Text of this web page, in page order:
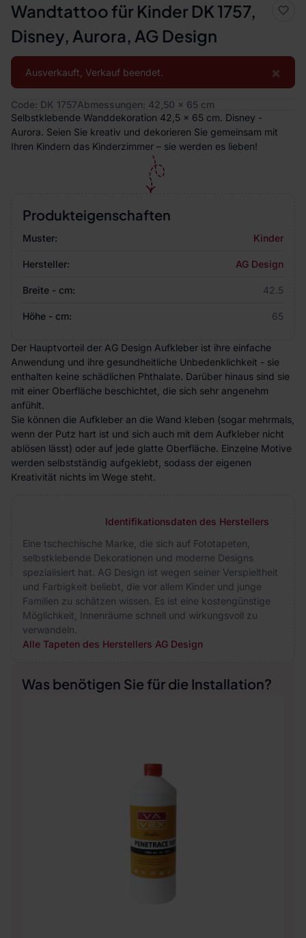
Wandtattoo für Kinder DK 1757,
Disney, Aurora, AG Design
×
Ausverkauft, Verkauf beendet.
Code: DK 1757Abmessungen: 42,50 x 65 cm
Selbstklebende Wanddekoration 42,5 x 65 cm. Disney -
Aurora. Seien Sie kreativ und dekorieren Sie gemeinsam mit
Ihren Kindern das Kinderzimmer – sie werden es lieben!
Produkteigenschaften
Muster: Kinder
Hersteller: AG Design
Breite - cm: 42.5
Höhe - cm: 65
Der Hauptvorteil der AG Design Aufkleber ist ihre einfache
Anwendung und ihre gesundheitliche Unbedenklichkeit - sie
enthalten keine schädlichen Phthalate. Darüber hinaus sind sie
mit einer Oberfläche beschichtet, die sich sehr angenehm
anfühlt.
Sie können die Aufkleber an die Wand kleben (sogar mehrmals,
wenn der Putz hart ist und sich auch mit dem Aufkleber nicht
ablösen lässt) oder auf jede glatte Oberfläche. Einzelne Motive
werden selbstständig aufgeklebt, sodass der eigenen
Kreativität nichts im Wege steht.
Identifikationsdaten des Herstellers
Eine tschechische Marke, die sich auf Fototapeten,
selbstklebende Dekorationen und moderne Designs
spezialisiert hat. AG Design ist wegen seiner Verspieltheit
und Farbigkeit beliebt, die vor allem Kinder und junge
Familien zu schätzen wissen. Es ist eine kostengünstige
Möglichkeit, Innenräume schnell und wirkungsvoll zu
verwandeln.
Alle Tapeten des Herstellers AG Design
Was benötigen Sie für die Installation?